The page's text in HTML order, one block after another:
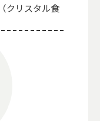
クリスタル食